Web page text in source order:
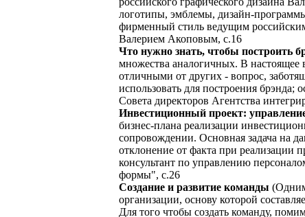
логотипы, эмблемы, дизайн-
фирменный стиль ведущим
Валерием Акоповым, с.16
Что нужно знать, чтобы построить
множества аналогичных. В настоящее
отличными от других - вопрос,
использовать для построения
Совета директоров Агентства
Инвестиционный проект:
бизнес-плана реализации
сопровождении. Основная задача на
отклонение от факта при реализации
консультант по управлению
формы", с.26
Создание и развитие команды
организации, основу которой
Для того чтобы создать команду,